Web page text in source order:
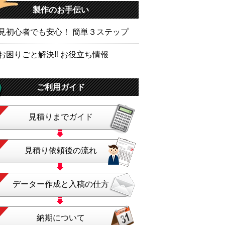
製作のお手伝い
初心者でも安心！ 簡単３ステップ
困りごと解決‼ お役立ち情報
ご利用ガイド
見積りまでガイド
見積り依頼後の流れ
データー作成と入稿の仕方
納期について